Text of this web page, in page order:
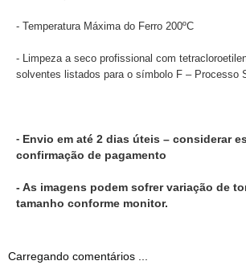
- Temperatura Máxima do Ferro 200ºC
- Limpeza a seco profissional com
solventes listados para o símbolo F – Processo
- Envio em até 2 dias úteis – considerar
confirmação de pagamento
- As imagens podem sofrer variação de
tamanho conforme monitor.
Carregando comentários ...